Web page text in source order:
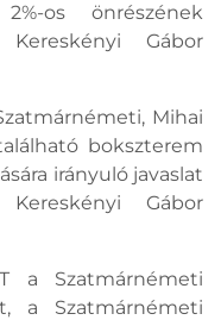
os önrészének
Kereskényi Gábor
Mihai
bokszterem
irányuló javaslat
Kereskényi Gábor
a Szatmárnémeti
a Szatmárnémeti